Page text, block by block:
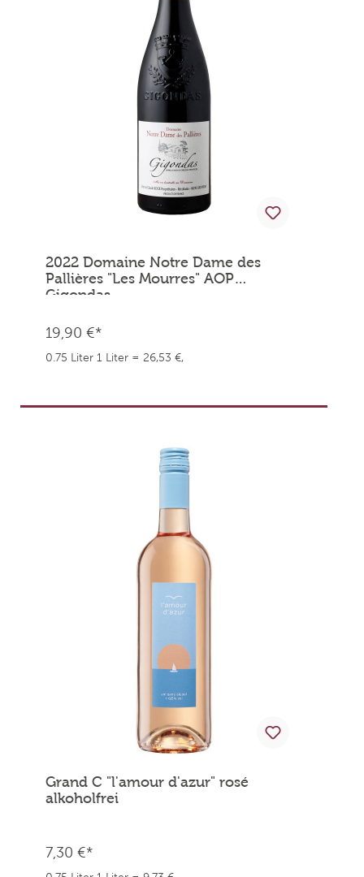
2022 Domaine Notre Dame des
Pallières "Les Mourres" AOP
Gigondas
19,90 €*
0.75 Liter 1 Liter = 26,53 €,
Grand C "l'amour d'azur" rosé
alkoholfrei
7,30 €*